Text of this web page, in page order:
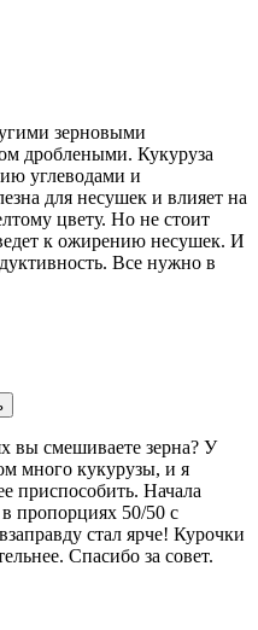
зерновыми
дроблеными. Кукуруза
углеводами и
для несушек и влияет на
цвету. Но не стоит
к ожирению несушек. И
Все нужно в
вы смешиваете зерна? У
много кукурузы, и я
приспособить. Начала
пропорциях 50/50 с
стал ярче! Курочки
Спасибо за совет.